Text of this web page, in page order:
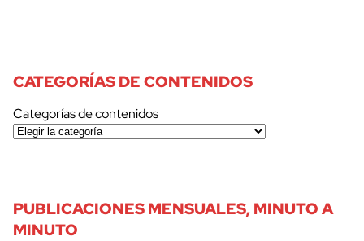
CATEGORÍAS DE CONTENIDOS
Categorías de contenidos
PUBLICACIONES MENSUALES, MINUTO A
MINUTO